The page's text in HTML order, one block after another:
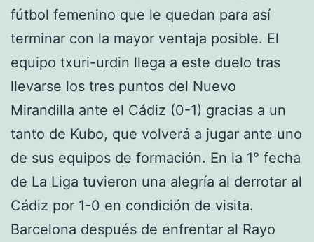
fútbol femenino que le quedan para así
terminar con la mayor ventaja posible. El
equipo txuri-urdin llega a este duelo tras
llevarse los tres puntos del Nuevo
Mirandilla ante el Cádiz (0-1) gracias a un
tanto de Kubo, que volverá a jugar ante uno
de sus equipos de formación. En la 1° fecha
de La Liga tuvieron una alegría al derrotar al
Cádiz por 1-0 en condición de visita.
Barcelona después de enfrentar al Rayo